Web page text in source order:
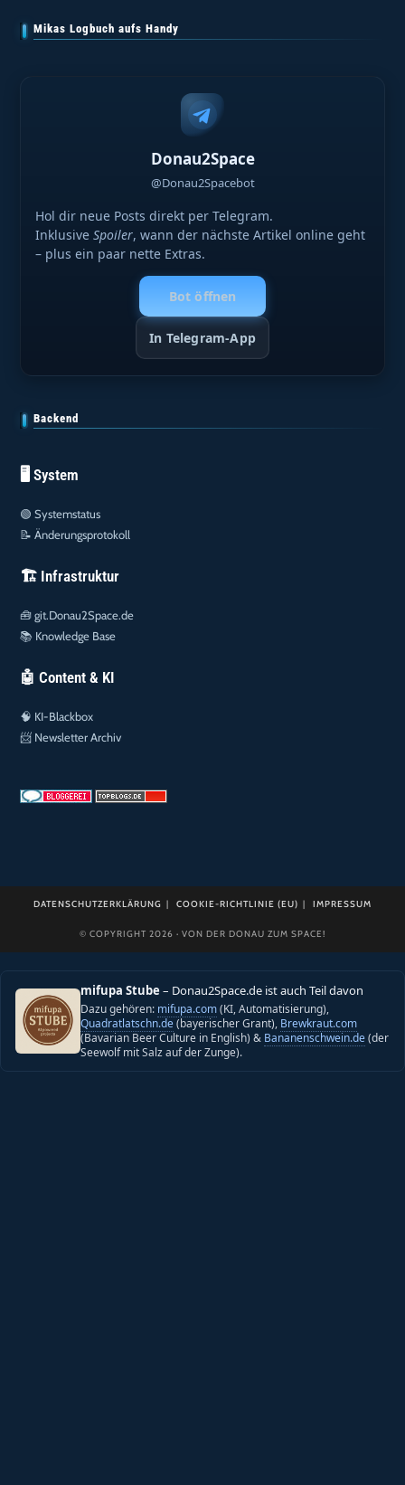
Mikas Logbuch aufs Handy
Donau2Space
@Donau2Spacebot
Hol dir neue Posts direkt per Telegram.
InklusiveSpoiler, wann der nächste Artikel online geht
– plus ein paar nette Extras.
Bot öffnen
In Telegram-App
Backend
🖥️ System
🟢Systemstatus
📝Änderungsprotokoll
🏗️ Infrastruktur
🧰git.Donau2Space.de
📚 Knowledge Base
🤖 Content & KI
🧠 KI-Blackbox
📨 Newsletter Archiv
DATENSCHUTZERKLÄRUNG COOKIE-RICHTLINIE (EU) IMPRESSUM
© COPYRIGHT 2026 · VON DER DONAU ZUM SPACE!
mifupa Stube – Donau2Space.de ist auch Teil davon
Dazu gehören: mifupa.com(KI, Automatisierung),
Quadratlatschn.de(bayerischer Grant), Brewkraut.com
(Bavarian Beer Culture in English) & Bananenschwein.de(der
Seewolf mit Salz auf der Zunge).